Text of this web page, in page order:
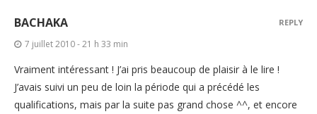
BACHAKA
7 juillet 2010 - 21 h 33 min
Vraiment intéressant ! J’ai pris beaucoup de plaisir à le lire !
J’avais suivi un peu de loin la période qui a précédé les
qualifications, mais par la suite pas grand chose ^^, et encore
REPLY